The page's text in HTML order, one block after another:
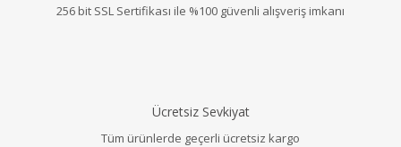
256 bit SSL Sertifikası ile %100 güvenli alışveriş imkanı
Ücretsiz Sevkiyat
Tüm ürünlerde geçerli ücretsiz kargo